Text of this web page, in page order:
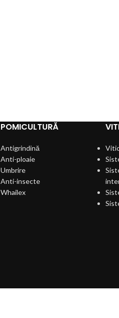
POMICULTURĂ
Antigrindină
Anti-ploaie
Umbrire
Anti-insecte
Whailex